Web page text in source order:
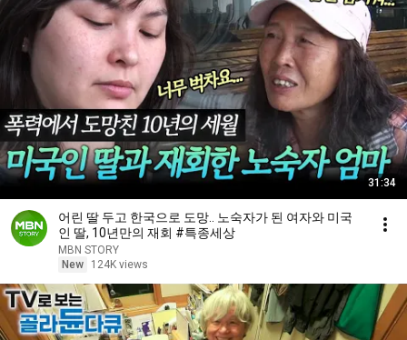
31:34
어린 딸 두고 한국으로 도망.. 노숙자가 된 여자와 미국
인 딸, 10년만의 재회 #특종세상
MBN STORY
New
124K views